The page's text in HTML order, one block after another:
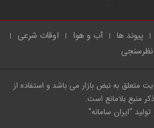
پیوند ها آب و هوا
اوقات شرعی
نظرسنجی
متعلق به نبض بازار می باشد و استفاده از
منبع بلامانع است.
"ایران سامانه"